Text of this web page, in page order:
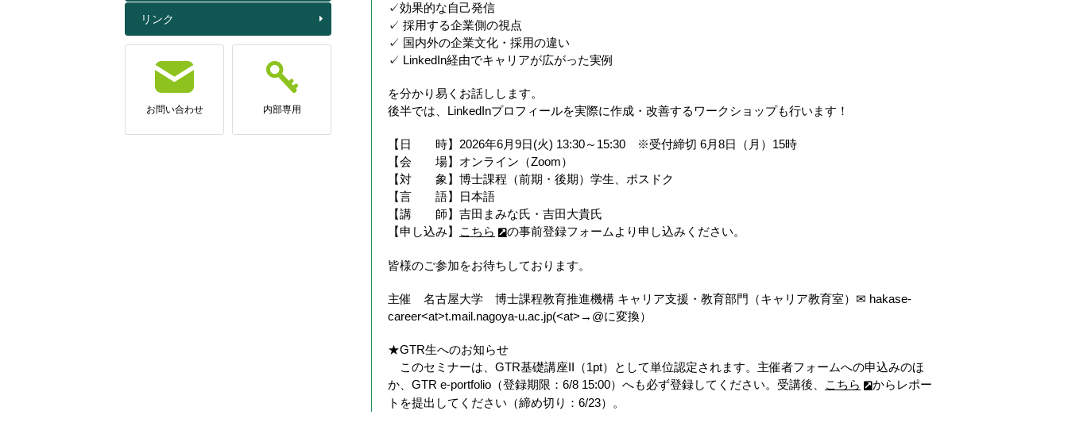
✓効果的な自己発信
✓ 採用する企業側の視点
✓ 国内外の企業文化・採用の違い
✓ LinkedIn経由でキャリアが広がった実例
を分かり易くお話しします。
後半では、LinkedInプロフィールを実際に作成・改善するワークショップも行います！
【日 時】2026年6月9日(火) 13:30～15:30 ※受付締切 6月8日（月）15時
【会 場】オンライン（Zoom）
【対 象】博士課程（前期・後期）学生、ポスドク
【言 語】日本語
【講 師】吉田まみな氏・吉田大貴氏
【申し込み】
こちら の事前登録フォームより申し込みください。
皆様のご参加をお待ちしております。
主催 名古屋大学 博士課程教育推進機構 キャリア支援・教育部門（キャリア教育室）✉ hakase-
career<at>t.mail.nagoya-u.ac.jp(<at>→@に変換）
★GTR生へのお知らせ
このセミナーは、GTR基礎講座II（1pt）として単位認定されます。主催者フォームへの申込みのほ
か、GTR e-portfolio（登録期限：6/8 15:00）へも必ず登録してください。受講後、
こちら
からレポー
トを提出してください（締め切り：6/23）。
リンク
お問い合わせ 内部専用